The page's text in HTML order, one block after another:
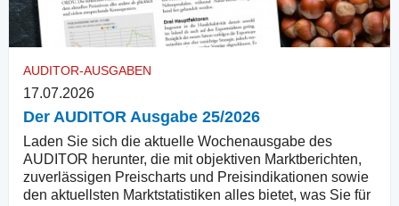
AUDITOR-AUSGABEN
17.07.2026
Der AUDITOR Ausgabe 25/2026
Laden Sie sich die aktuelle Wochenausgabe des
AUDITOR herunter, die mit objektiven Marktberichten,
zuverlässigen Preischarts und Preisindikationen sowie
den aktuellsten Marktstatistiken alles bietet, was Sie für